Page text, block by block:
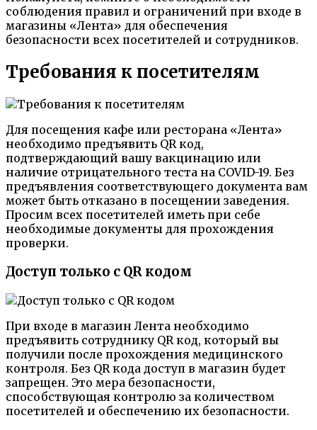
соблюдения правил и ограничений при входе в
магазины «Лента» для обеспечения
безопасности всех посетителей и сотрудников.
Требования к посетителям
Для посещения кафе или ресторана «Лента»
необходимо предъявить QR код,
подтверждающий вашу вакцинацию или
наличие отрицательного теста на COVID-19. Без
предъявления соответствующего документа вам
может быть отказано в посещении заведения.
Просим всех посетителей иметь при себе
необходимые документы для прохождения
проверки.
Доступ только с QR кодом
При входе в магазин Лента необходимо
предъявить сотруднику QR код, который вы
получили после прохождения медицинского
контроля. Без QR кода доступ в магазин будет
запрещен. Это мера безопасности,
способствующая контролю за количеством
посетителей и обеспечению их безопасности.